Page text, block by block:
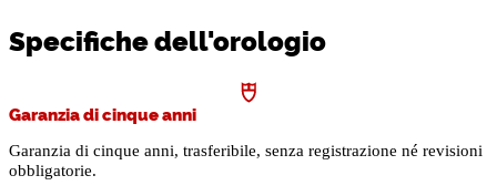
Specifiche dell'orologio
Garanzia di cinque anni
Garanzia di cinque anni, trasferibile, senza registrazione né revisioni
obbligatorie.